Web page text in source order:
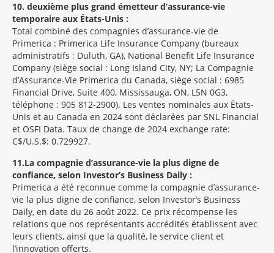
10 deuxième plus grand émetteur d’assurance-vie
temporaire aux États-Unis :
Total combiné des compagnies d’assurance-vie de
Primerica : Primerica Life Insurance Company (bureaux
administratifs : Duluth, GA), National Benefit Life Insurance
Company (siège social : Long Island City, NY; La Compagnie
d’Assurance-Vie Primerica du Canada, siège social : 6985
Financial Drive, Suite 400, Mississauga, ON, L5N 0G3,
téléphone : 905 812-2900). Les ventes nominales aux États-
Unis et au Canada en 2024 sont déclarées par SNL Financial
et OSFI Data. Taux de change de 2024 exchange rate:
C$/U.S.$: 0.729927.
11 La compagnie d’assurance-vie la plus digne de
confiance, selon Investor’s Business Daily :
Primerica a été reconnue comme la compagnie d’assurance-
vie la plus digne de confiance, selon Investor’s Business
Daily, en date du 26 août 2022. Ce prix récompense les
relations que nos représentants accrédités établissent avec
leurs clients, ainsi que la qualité, le service client et
l’innovation offerts.